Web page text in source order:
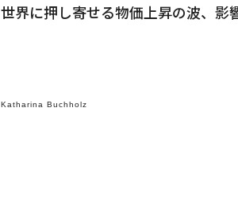
世界に押し寄せる物価上昇の波、影
Katharina Buchholz